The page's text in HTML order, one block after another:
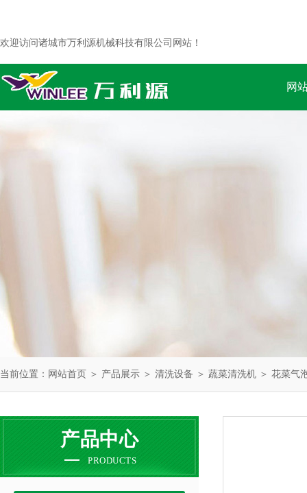
欢迎访问诸城市万利源机械科技有限公司网站！
网
当前位置： 网站首页 ＞ 产品展示 ＞ 清洗设备 ＞ 蔬菜清洗机 ＞ 花菜气
产品中心
PRODUCTS